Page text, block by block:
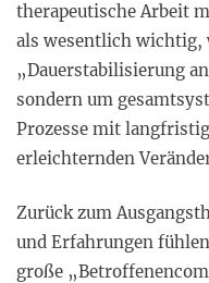
therapeutische Arbeit
als wesentlich wichtig,
„Dauerstabilisierung
sondern um
Prozesse mit
erleichternden
Zurück zum
und Erfahrungen
große